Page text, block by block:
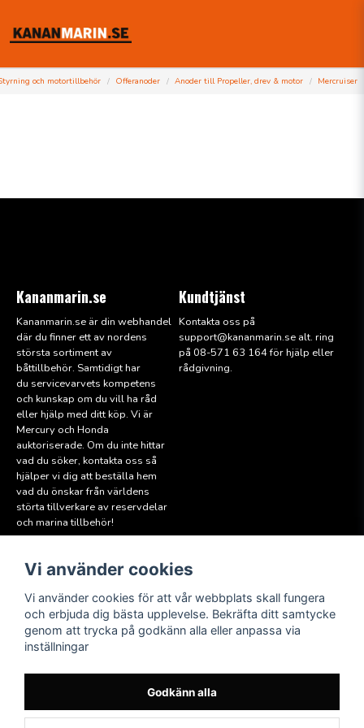
och motortillbehör Offeranoder Anoder till Propeller, drev & motor Mercruiser
Kananmarin.se
Kananmarin.se är din webhandel
där du finner ett av nordens
största sortiment av
båttillbehör. Samtidigt har
du servicevarvets kompetens
och kunskap om du vill ha råd
eller hjälp med ditt köp. Vi är
Mercury och Honda
auktoriserade. Om du inte hittar
vad du söker, kontakta oss så
hjälper vi dig att beställa hem
vad du önskar från världens
störta tillverkare av reservdelar
och marina tillbehör!
Kundtjänst
Kontakta oss på
support@kananmarin.se alt. ring
på 08-571 63 164 för hjälp eller
rådgivning.
Läs mer
Köpvillkor
Hitta till oss
Miljöpolicy
Medlem i Sweboat
Följ oss
Facebook
Instagram
Vi använder cookies
Vi använder cookies för att vår webbplats skall fungera
och erbjuda dig bästa upplevelse. Bekräfta ditt samtycke
genom att trycka på godkänn alla eller anpassa via
inställningar
Godkänn alla